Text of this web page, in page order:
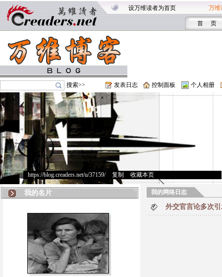
设万维读者为首页 万维
首 页
搜索>> 发表日志 控制面板 个人相册
https://blog.creaders.net/u/37159/> 复制 收藏本页
我的名片 我的网络日志
外交官言论多次